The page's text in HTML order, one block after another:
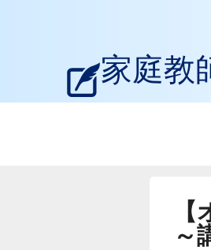
家庭教
～